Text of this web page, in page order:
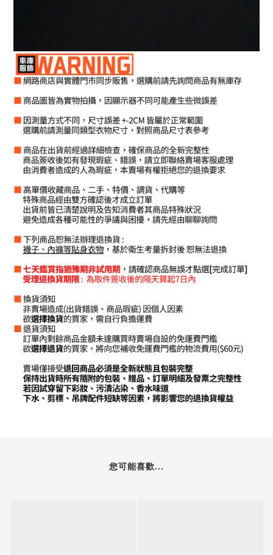
您可能喜歡...